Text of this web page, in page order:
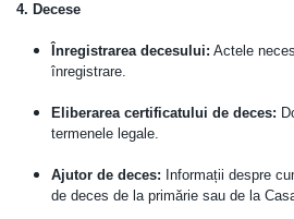
4. Decese
Înregistrarea decesului: Actele
înregistrare.
Eliberarea certificatului de deces:
termenele legale.
Ajutor de deces: Informații despre
de deces de la primărie sau de la